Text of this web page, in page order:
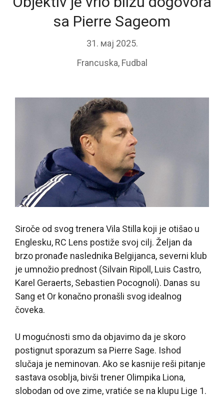
sa Pierre Sageom
31. мај 2025.
Francuska, Fudbal
Siroče od svog trenera Vila Stilla koji je otišao u
Englesku, RC Lens postiže svoj cilj. Željan da
brzo pronađe naslednika Belgijanca, severni klub
je umnožio prednost (Silvain Ripoll, Luis Castro,
Karel Geraerts, Sebastien Pocognoli). Danas su
Sang et Or konačno pronašli svog idealnog
čoveka.
U mogućnosti smo da objavimo da je skoro
postignut sporazum sa Pierre Sage. Ishod
slučaja je neminovan. Ako se kasnije reši pitanje
sastava osoblja, bivši trener Olimpika Liona,
slobodan od ove zime, vratiće se na klupu Lige 1.